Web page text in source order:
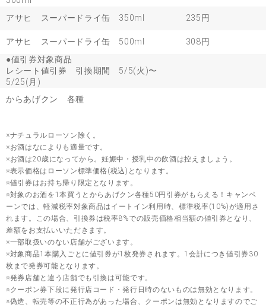
アサヒ スーパードライ缶 350ml 235円
アサヒ スーパードライ缶 500ml
308円
●値引券対象商品
レシート値引券 引換期間 5/5(火)〜
5/25(月)
からあげクン 各種
※ナチュラルローソン除く。
※お酒はなによりも適量です。
※お酒は20歳になってから。妊娠中・授乳中の飲酒は控えましょう。
※表示価格はローソン標準価格(税込)となります。
※値引券はお持ち帰り限定となります。
※対象のお酒を1本買うとからあげクン各種50円引券がもらえる！キャンペ
ーンでは、軽減税率対象商品はイートイン利用時、標準税率(10%)が適用さ
れます。この場合、引換券は税率8%での販売価格相当額の値引券となり、
差額をお支払いいただきます。
※一部取扱いのない店舗がございます。
※対象商品1本購入ごとに値引券が1枚発券されます。1会計につき値引券30
枚まで発券可能となります。
※発券店舗と違う店舗でも引換は可能です。
※クーポン券下段に発行店コード・発行日時のないものは無効となります。
※偽造、転売等の不正行為があった場合、クーポンは無効となりますのでご